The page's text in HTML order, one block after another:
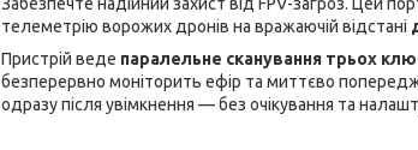
телеметрію ворожих дронів на вражаючій відстані
Пристрій веде паралельне сканування трьох
безперервно моніторить ефір та миттєво
одразу після увімкнення — без очікування та